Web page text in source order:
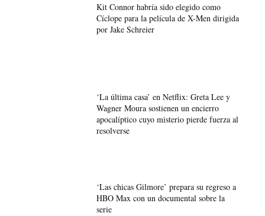
Kit Connor habría sido elegido como
Cíclope para la película de X-Men dirigida
por Jake Schreier
‘La última casa’ en Netflix: Greta Lee y
Wagner Moura sostienen un encierro
apocalíptico cuyo misterio pierde fuerza al
resolverse
‘Las chicas Gilmore’ prepara su regreso a
HBO Max con un documental sobre la
serie